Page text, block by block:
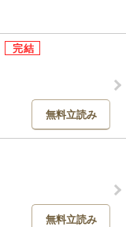
無料立読み
無料立読み